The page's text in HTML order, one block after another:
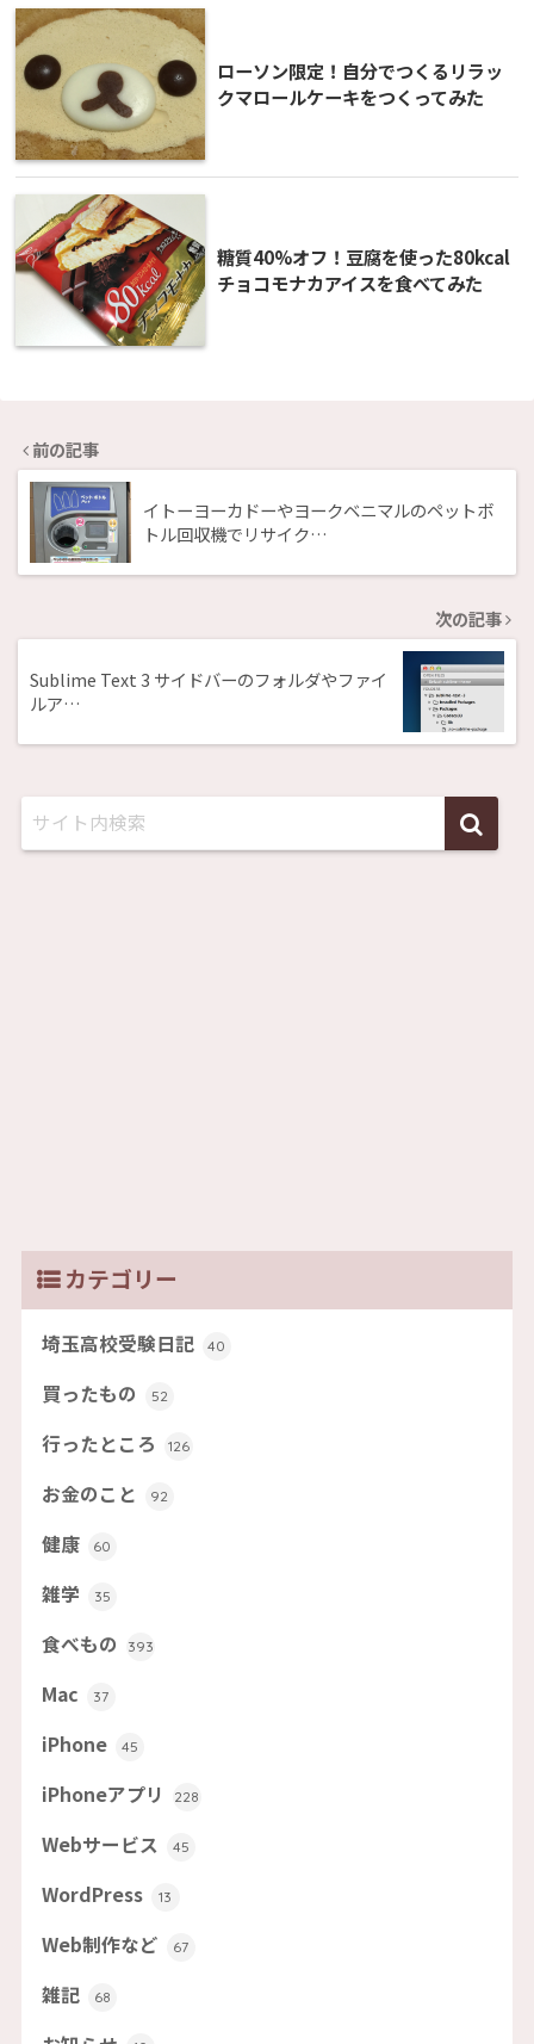
ローソン限定！自分でつくるリラッ
クマロールケーキをつくってみた
糖質40%オフ！豆腐を使った80kcal
チョコモナカアイスを食べてみた
前の記事
イトーヨーカドーやヨークベニマルのペットボ
トル回収機でリサイク…
次の記事
Sublime Text 3 サイドバーのフォルダやファイ
ルア…
カテゴリー
埼玉高校受験日記 40
買ったもの 52
行ったところ 126
お金のこと 92
健康 60
雑学 35
食べもの 393
Mac 37
iPhone 45
iPhoneアプリ 228
Webサービス 45
WordPress 13
Web制作など 67
雑記 68